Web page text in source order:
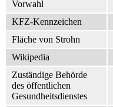
Vorwahl
KFZ-Kennzeichen
Fläche von Strohn
Wikipedia
Zuständige Behörde
des öffentlichen
Gesundheitsdienstes